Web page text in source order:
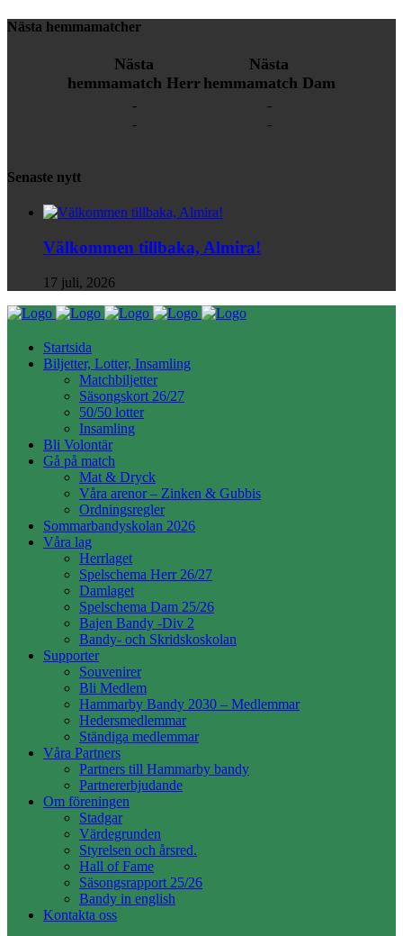
Nästa hemmamatcher
Nästa
hemmamatch Herr
-
-
Nästa
hemmamatch Dam
-
-
Senaste nytt
Välkommen tillbaka, Almira!
17 juli, 2026
Startsida
Biljetter, Lotter, Insamling
Matchbiljetter
Säsongskort 26/27
50/50 lotter
Insamling
Bli Volontär
Gå på match
Mat & Dryck
Våra arenor – Zinken & Gubbis
Ordningsregler
Sommarbandyskolan 2026
Våra lag
Herrlaget
Spelschema Herr 26/27
Damlaget
Spelschema Dam 25/26
Bajen Bandy -Div 2
Bandy- och Skridskoskolan
Supporter
Souvenirer
Bli Medlem
Hammarby Bandy 2030 – Medlemmar
Hedersmedlemmar
Ständiga medlemmar
Våra Partners
Partners till Hammarby bandy
Partnererbjudande
Om föreningen
Stadgar
Värdegrunden
Styrelsen och årsred.
Hall of Fame
Säsongsrapport 25/26
Bandy in english
Kontakta oss